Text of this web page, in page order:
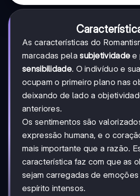
As características do
marcadas pelasubjetividade e
sensibilidade. O indivíduo e
ocupam o primeiro plano nas
deixando de lado a
anteriores.
Os sentimentos são
expressão humana, e o
mais importante que a razão.
característica faz com que as
sejam carregadas de
espírito intensos.